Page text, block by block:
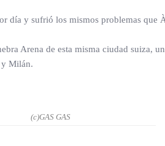
y sufrió los mismos problemas que
Arena de esta misma ciudad suiza,
y Milán.
(c)GAS GAS